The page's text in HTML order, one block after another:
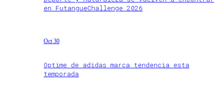
en FutangueChallenge 2026
Oct 30
Optime de adidas marca tendencia esta
temporada